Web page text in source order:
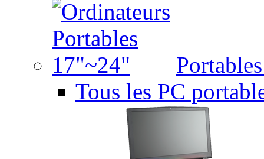
Tous les PC